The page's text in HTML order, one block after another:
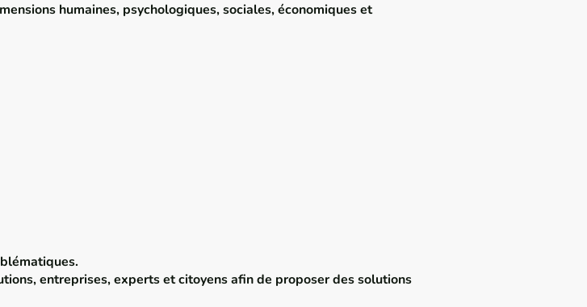
humaines, psychologiques, sociales, économiques et
entreprises, experts et citoyens afin de proposer des solutions